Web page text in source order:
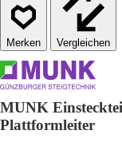
Vergleichen
MUNK
Plattformleiter